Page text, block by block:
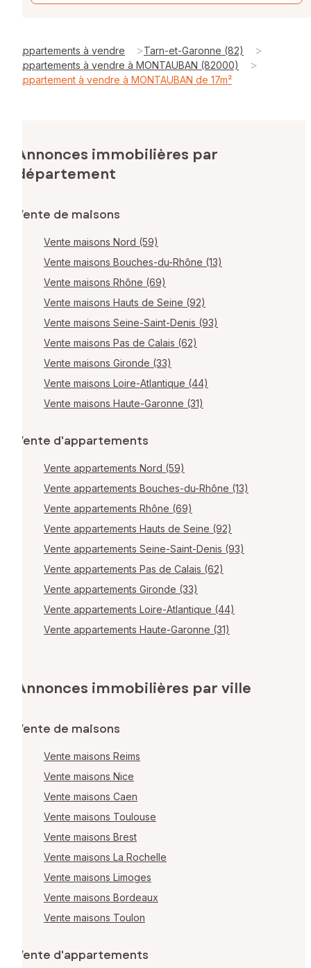
Appartements à vendre >Tarn-et-Garonne (82) >
Appartements à vendre à MONTAUBAN (82000) >
Appartement à vendre à MONTAUBAN de 17m²
Annonces immobilières par
département
Vente de maisons
Vente maisons Nord (59)
Vente maisons Bouches-du-Rhône (13)
Vente maisons Rhône (69)
Vente maisons Hauts de Seine (92)
Vente maisons Seine-Saint-Denis (93)
Vente maisons Pas de Calais (62)
Vente maisons Gironde (33)
Vente maisons Loire-Atlantique (44)
Vente maisons Haute-Garonne (31)
Vente d'appartements
Vente appartements Nord (59)
Vente appartements Bouches-du-Rhône (13)
Vente appartements Rhône (69)
Vente appartements Hauts de Seine (92)
Vente appartements Seine-Saint-Denis (93)
Vente appartements Pas de Calais (62)
Vente appartements Gironde (33)
Vente appartements Loire-Atlantique (44)
Vente appartements Haute-Garonne (31)
Annonces immobilières par ville
Vente de maisons
Vente maisons Reims
Vente maisons Nice
Vente maisons Caen
Vente maisons Toulouse
Vente maisons Brest
Vente maisons La Rochelle
Vente maisons Limoges
Vente maisons Bordeaux
Vente maisons Toulon
Vente d'appartements